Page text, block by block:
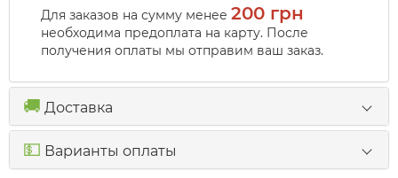
Для заказов на сумму менее 200 грн
необходима предоплата на карту. После
получения оплаты мы отправим ваш заказ.
🚚 Доставка
💵 Варианты оплаты